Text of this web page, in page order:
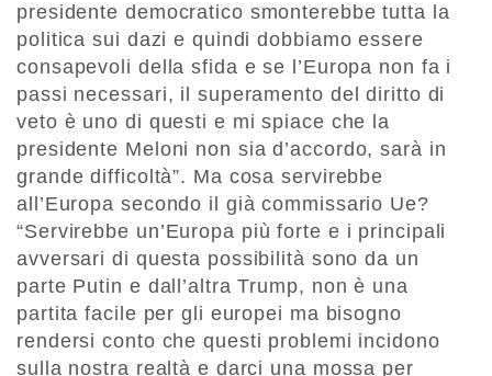
presidente democratico smonterebbe tutta la
politica sui dazi e quindi dobbiamo essere
consapevoli della sfida e se l’Europa non fa i
passi necessari, il superamento del diritto di
veto è uno di questi e mi spiace che la
presidente Meloni non sia d’accordo, sarà in
grande difficoltà”. Ma cosa servirebbe
all’Europa secondo il già commissario Ue?
“Servirebbe un’Europa più forte e i principali
avversari di questa possibilità sono da un
parte Putin e dall’altra Trump, non è una
partita facile per gli europei ma bisogno
rendersi conto che questi problemi incidono
sulla nostra realtà e darci una mossa per